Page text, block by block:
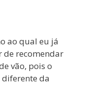
ao qual eu já
de recomendar
vão, pois o
da